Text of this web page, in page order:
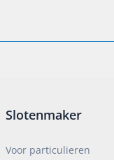
Slotenmaker
Voor particulieren